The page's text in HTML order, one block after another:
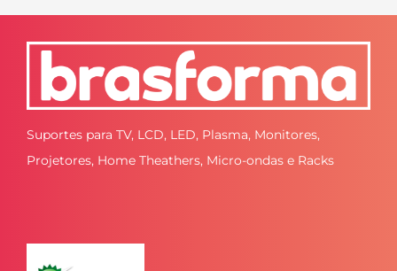
Suportes para TV, LCD, LED, Plasma, Monitores,
Projetores, Home Theathers, Micro-ondas e Racks